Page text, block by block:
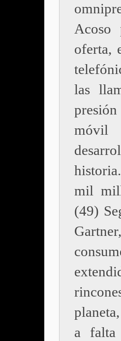
Acoso
oferta,
las
móvil
mil
(49)
a falta